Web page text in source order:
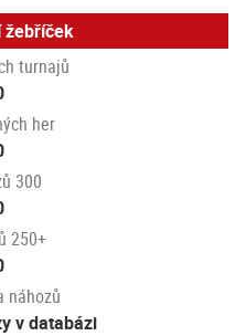
žebříček
turnajů
her
300
250+
náhozů
v databázi